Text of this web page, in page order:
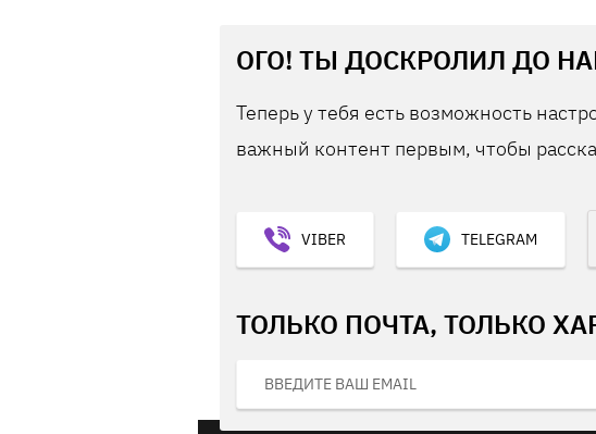
ОГО! ТЫ ДОСКРОЛИЛ ДО
Теперь у тебя есть возможность
важный контент первым, чтобы
VIBER TELEGRAM
ТОЛЬКО ПОЧТА, ТОЛЬКО